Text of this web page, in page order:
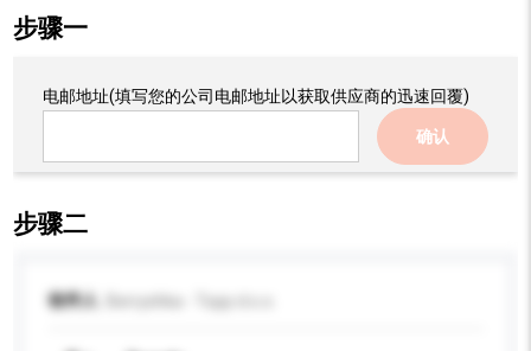
步骤一
电邮地址(填写您的公司电邮地址以获取供应商的迅速回覆)
确认
步骤二
收件人